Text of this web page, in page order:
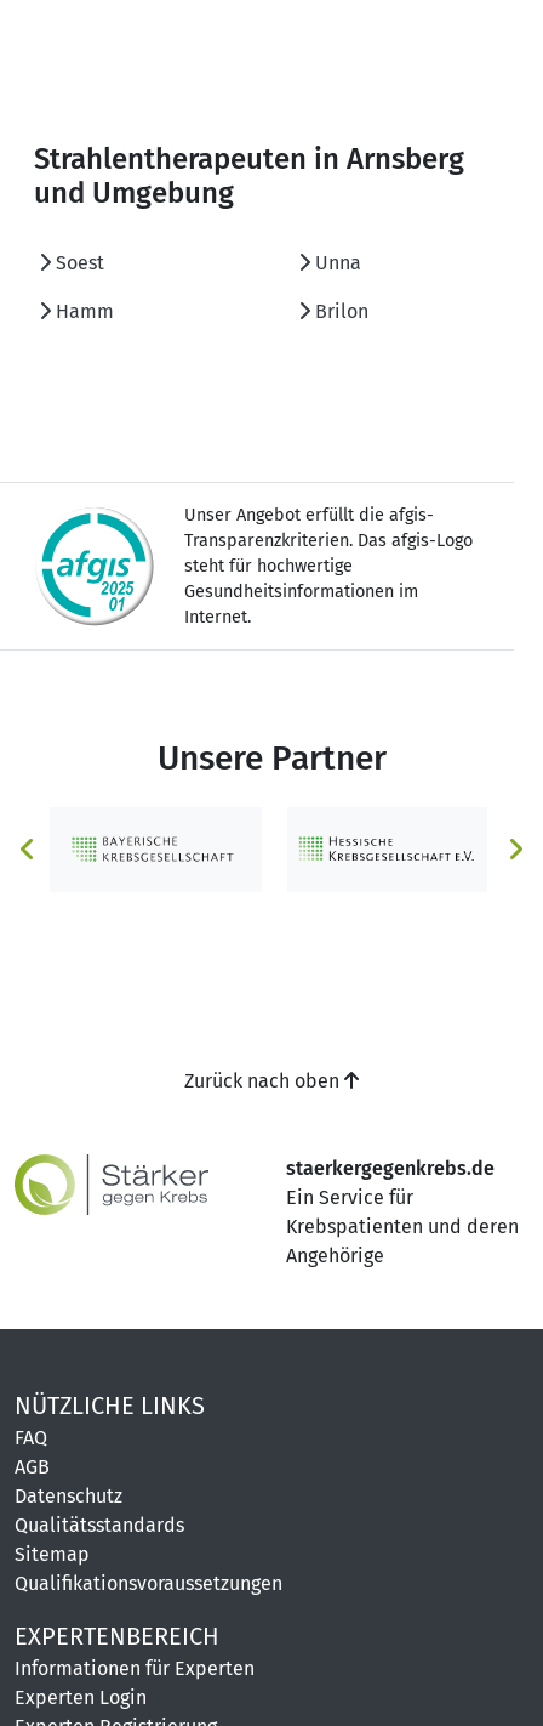
Strahlentherapeuten in Arnsberg
und Umgebung
Soest Unna
Hamm Brilon
Unser Angebot erfüllt die afgis-
Transparenzkriterien. Das afgis-Logo
steht für hochwertige
Gesundheitsinformationen im
Internet.
Unsere Partner
staerkergegenkrebs.de
Ein Service für
Krebspatienten und deren
Angehörige
Zurück nach oben
NÜTZLICHE LINKS
FAQ
AGB
Datenschutz
Qualitätsstandards
Sitemap
Qualifikationsvoraussetzungen
EXPERTENBEREICH
Informationen für Experten
Experten Login